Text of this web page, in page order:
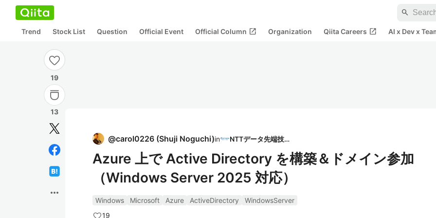
search
Trend Stock List Question Official Event Official Column open_in_new Organization Qiita Careers open_in_new AI x Dev x
19
13
more_horiz
@carol0226 (Shuji Noguchi)in NTTデータ先端技術
Azure 上で Active Directory を構築＆ドメイン参加
（Windows Server 2025 対応）
Windows Microsoft Azure ActiveDirectory
WindowsServer
19